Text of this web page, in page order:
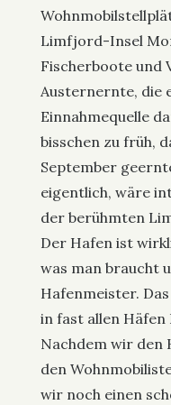
Limfjord-Insel
Fischerboote und
Austernernte, die
Einnahmequelle
bisschen zu früh,
September
eigentlich, wäre
der berühmten
Der Hafen ist
was man braucht
Hafenmeister.
in fast allen Häfen
Nachdem wir den
den
wir noch einen